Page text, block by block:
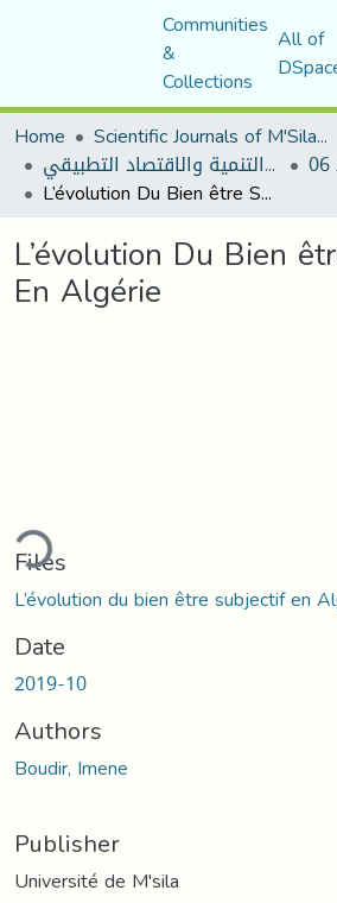
Communities
&
Collections
All of
Home
Scientific Journals of M'Sila University
مجلة التنمية والاقتصاد التطبيقي
L’évolution Du Bien être Subjectif En Algérie
L’évolution Du Bien
En Algérie
Files
L’évolution du bien être subjectif en
Date
2019-10
Authors
Boudir, Imene
Publisher
Université de M'sila